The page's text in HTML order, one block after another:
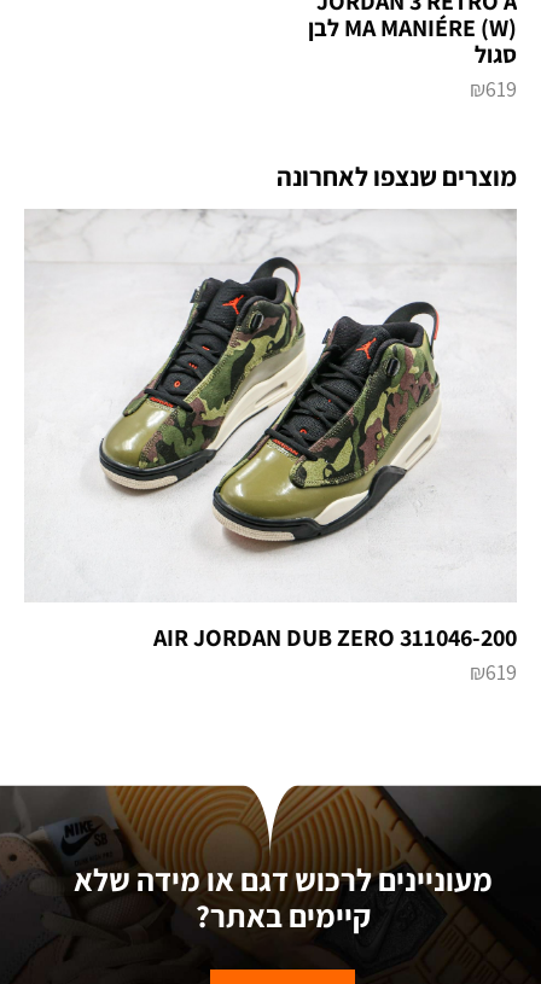
MA MANIÉRE (W) לבן
סגול
₪619
מוצרים שנצפו לאחרונה
AIR JORDAN DUB ZERO 311046-200
₪619
מעוניינים לרכוש דגם או מידה שלא
קיימים באתר?